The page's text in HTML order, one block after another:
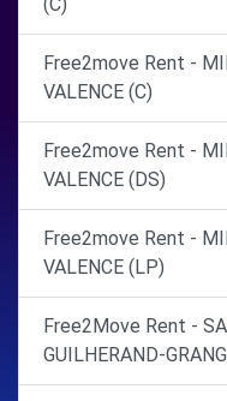
Free2move Rent -
VALENCE (C)
Free2move Rent -
VALENCE (DS)
Free2move Rent -
VALENCE (LP)
Free2Move Rent -
GUILHERAND-